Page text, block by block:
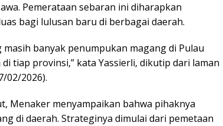
Pemerataan sebaran ini diharapkan
bagi lulusan baru di berbagai daerah.
banyak penumpukan magang di Pulau
tiap provinsi,” kata Yassierli, dikutip dari laman
02/2026).
Menaker menyampaikan bahwa pihaknya
di daerah. Strateginya dimulai dari pemetaan